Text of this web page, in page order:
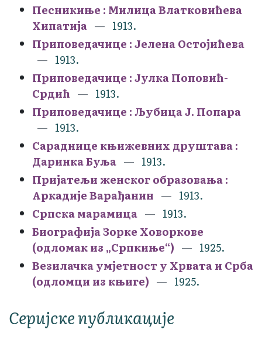
Песникиње : Милица Влатковићева
Хипатија
1913.
Приповедачице : Јелена Остојићева
1913.
Приповедачице : Јулка Поповић-
Срдић
1913.
Приповедачице : Љубица Ј. Попара
1913.
Сараднице књижевних друштава :
Даринка Буља
1913.
Пријатељи женског образовања :
Аркадије Варађанин
1913.
Српска марамица
1913.
Биографија Зорке Ховоркове
(одломак из „Српкиње“)
1925.
Везилачка умјетност у Хрвата и Срба
(одломци из књиге)
1925.
Серијске публикације